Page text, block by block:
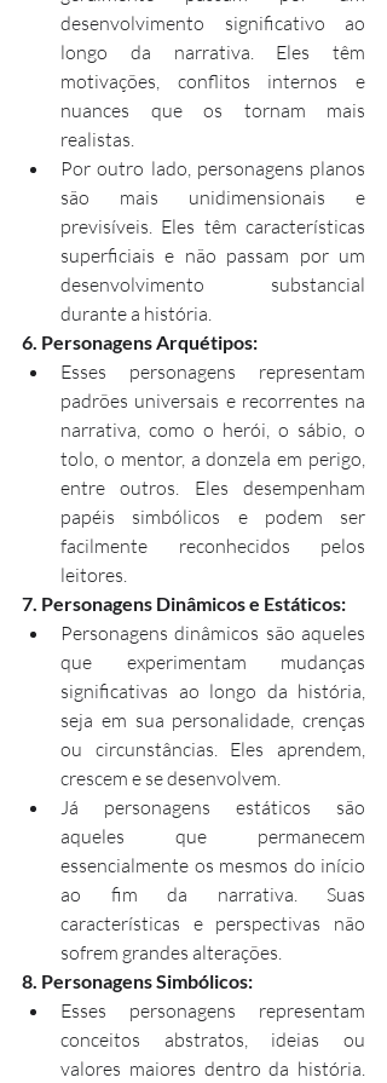
desenvolvimento significativo ao
longo da narrativa. Eles têm
motivações, conflitos internos e
nuances que os tornam mais
realistas.
Por outro lado, personagens planos
são mais unidimensionais e
previsíveis. Eles têm características
superficiais e não passam por um
desenvolvimento substancial
durante a história.
6. Personagens Arquétipos:
Esses personagens representam
padrões universais e recorrentes na
narrativa, como o herói, o sábio, o
tolo, o mentor, a donzela em perigo,
entre outros. Eles desempenham
papéis simbólicos e podem ser
facilmente reconhecidos pelos
leitores.
7. Personagens Dinâmicos e Estáticos:
Personagens dinâmicos são aqueles
que experimentam mudanças
significativas ao longo da história,
seja em sua personalidade, crenças
ou circunstâncias. Eles aprendem,
crescem e se desenvolvem.
Já personagens estáticos são
aqueles que permanecem
essencialmente os mesmos do início
ao fim da narrativa. Suas
características e perspectivas não
sofrem grandes alterações.
8. Personagens Simbólicos:
Esses personagens representam
conceitos abstratos, ideias ou
valores maiores dentro da história.